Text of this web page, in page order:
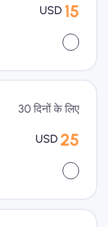
USD 15
30 दिनों के लिए
USD 25